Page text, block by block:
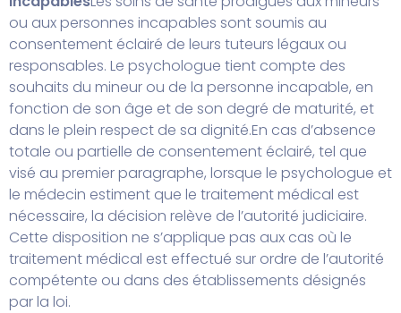
ou aux personnes incapables sont soumis au
consentement éclairé de leurs tuteurs légaux ou
responsables. Le psychologue tient compte des
souhaits du mineur ou de la personne incapable, en
fonction de son âge et de son degré de maturité, et
dans le plein respect de sa dignité.En cas d’absence
totale ou partielle de consentement éclairé, tel que
visé au premier paragraphe, lorsque le psychologue et
le médecin estiment que le traitement médical est
nécessaire, la décision relève de l’autorité judiciaire.
Cette disposition ne s’applique pas aux cas où le
traitement médical est effectué sur ordre de l’autorité
compétente ou dans des établissements désignés
par la loi.